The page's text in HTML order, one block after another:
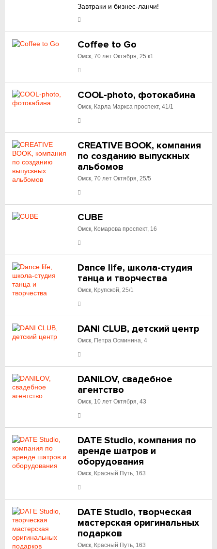
Завтраки и бизнес-ланчи!
Coffee to Go
Омск, 70 лет Октября, 25 к1
COOL-photo, фотокабина
Омск, Карла Маркса проспект, 41/1
CREATIVE BOOK, компания
по созданию выпускных
альбомов
Омск, 70 лет Октября, 25/5
CUBE
Омск, Комарова проспект, 16
Dance life, школа-студия
танца и творчества
Омск, Крупской, 25/1
DANI CLUB, детский центр
Омск, Петра Осминина, 4
DANILOV, свадебное
агентство
Омск, 10 лет Октября, 43
DATE Studio, компания по
аренде шатров и
оборудования
Омск, Красный Путь, 163
DATE Studio, творческая
мастерская оригинальных
подарков
Омск, Красный Путь, 163